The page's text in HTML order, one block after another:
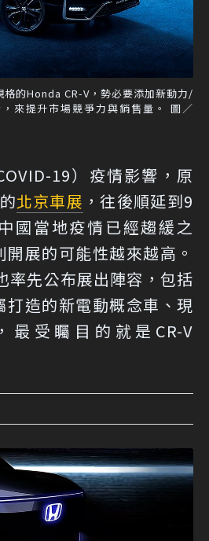
的Honda CR-V，勢必要添加新動力/
來提升市場競爭力與銷售量。 圖／
19）疫情影響，原
北京車展 ，往後順延到9
國當地疫情已經趨緩之
展的可能性越來越高。
率先公布展出陣容，包括
打造的新電動概念車、現
最受矚目的就是CR-V